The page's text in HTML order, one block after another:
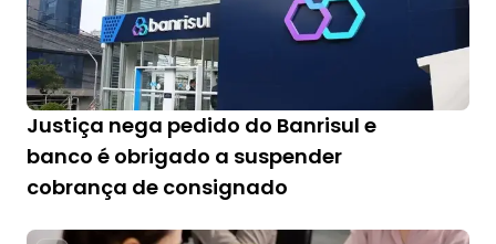
Justiça nega pedido do Banrisul e
banco é obrigado a suspender
cobrança de consignado